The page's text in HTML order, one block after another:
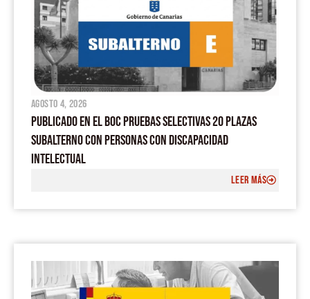
agosto 4, 2026
PUBLICADO EN EL BOC PRUEBAS SELECTIVAS 20 PLAZAS
SUBALTERNO CON PERSONAS CON DISCAPACIDAD
INTELECTUAL
LEER MÁS